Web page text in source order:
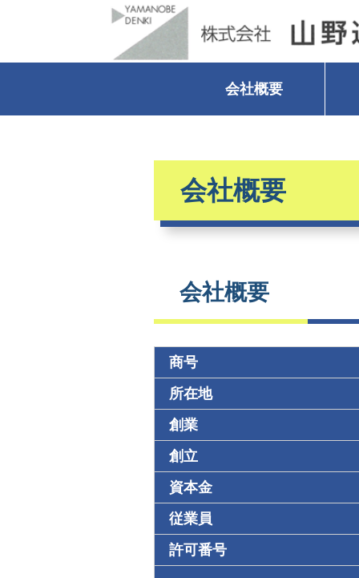
会社概要
会社概要
会社概要
商号
所在地
創業
創立
資本金
従業員
許可番号